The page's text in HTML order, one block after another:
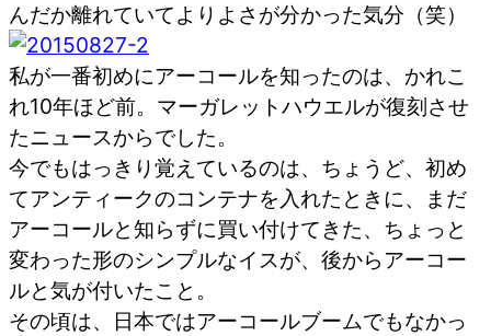
んだか離れていてよりよさが分かった気分（笑）
私が一番初めにアーコールを知ったのは、かれこ
れ10年ほど前。マーガレットハウエルが復刻させ
たニュースからでした。
今でもはっきり覚えているのは、ちょうど、初め
てアンティークのコンテナを入れたときに、まだ
アーコールと知らずに買い付けてきた、ちょっと
変わった形のシンプルなイスが、後からアーコー
ルと気が付いたこと。
その頃は、日本ではアーコールブームでもなかっ